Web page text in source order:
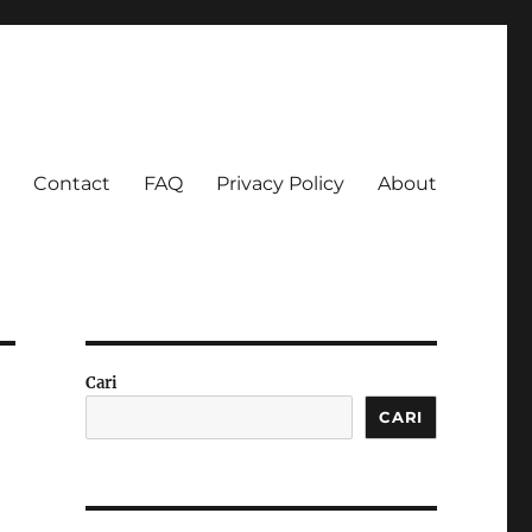
Contact FAQ Privacy Policy About
Cari
CARI